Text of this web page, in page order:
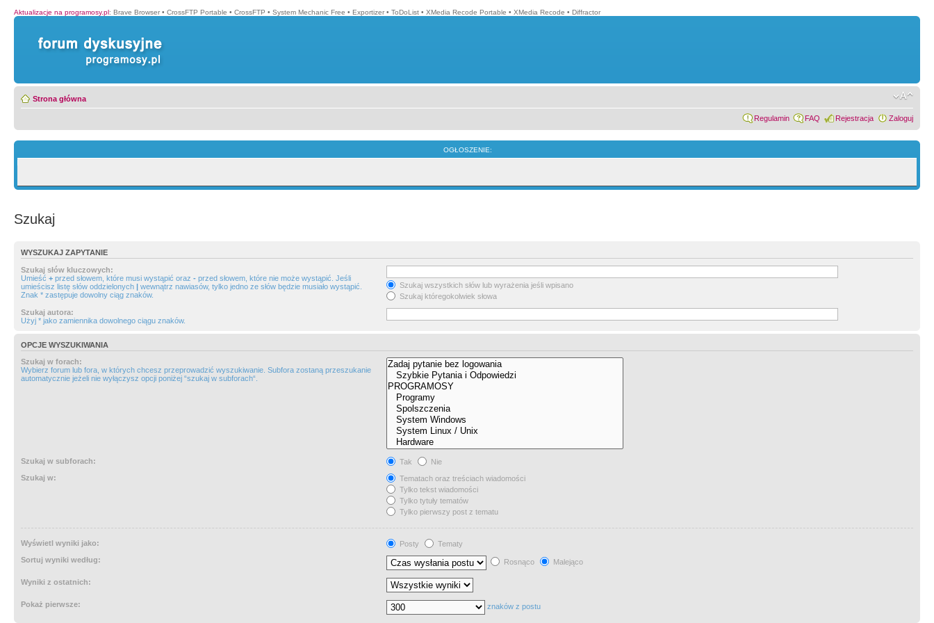
Aktualizacje na programosy.pl: Brave Browser • CrossFTP Portable • CrossFTP • System Mechanic Free • Exportizer • ToDoList • XMedia Recode Portable • XMedia Recode • Diffractor
Strona główna
Regulamin FAQ Rejestracja Zaloguj
OGŁOSZENIE:
Szukaj
WYSZUKAJ ZAPYTANIE
Szukaj słów kluczowych:
Umieść + przed słowem, które musi wystąpić oraz - przed słowem, które nie może wystąpić. Jeśli
umieścisz listę słów oddzielonych | wewnątrz nawiasów, tylko jedno ze słów będzie musiało wystąpić.
Znak * zastępuje dowolny ciąg znaków.
Szukaj wszystkich słów lub wyrażenia jeśli wpisano
Szukaj któregokolwiek słowa
Szukaj autora:
Użyj * jako zamiennika dowolnego ciągu znaków.
OPCJE WYSZUKIWANIA
Szukaj w forach:
Wybierz forum lub fora, w których chcesz przeprowadzić wyszukiwanie. Subfora zostaną przeszukanie
automatycznie jeżeli nie wyłączysz opcji poniżej “szukaj w subforach“.
Szukaj w subforach: Tak
Nie
Szukaj w:
Tematach oraz treściach wiadomości
Tylko tekst wiadomości
Tylko tytuły tematów
Tylko pierwszy post z tematu
Wyświetl wyniki jako: Posty
Tematy
Sortuj wyniki według:
Rosnąco Malejąco
Wyniki z ostatnich:
Pokaż pierwsze: znaków z postu